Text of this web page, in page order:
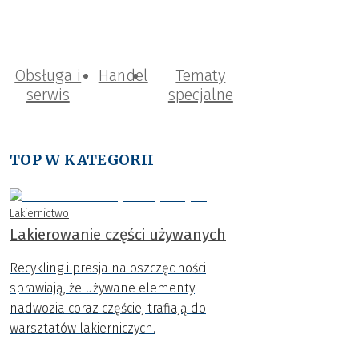
Obsługa i
serwis
Handel
Tematy
specjalne
TOP W KATEGORII
Lakiernictwo
Lakierowanie części używanych
Recykling i presja na oszczędności
sprawiają, że używane elementy
nadwozia coraz częściej trafiają do
warsztatów lakierniczych.